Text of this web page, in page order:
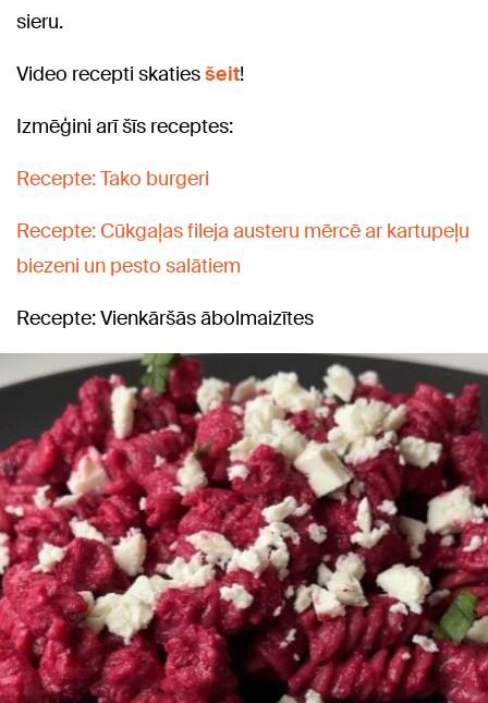
sieru.
Video recepti skatiesšeit!
Izmēģini arī šīs receptes:
Recepte: Tako burgeri
Recepte: Cūkgaļas fileja austeru mērcē ar kartupeļu
biezeni un pesto salātiem
Recepte: Vienkāršās ābolmaizītes